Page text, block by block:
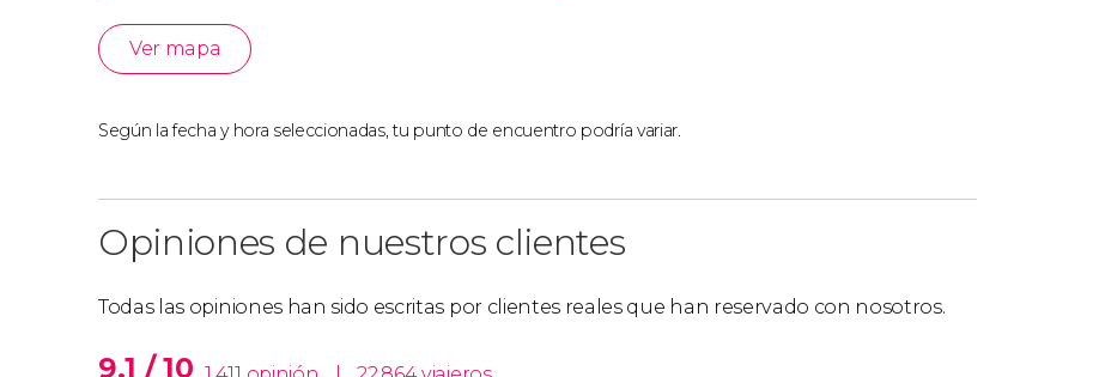
Ver mapa
Según la fecha y hora seleccionadas, tu punto de encuentro podría variar.
Opiniones de nuestros clientes
Todas las opiniones han sido escritas por clientes reales que han reservado con nosotros.
9.1 / 10